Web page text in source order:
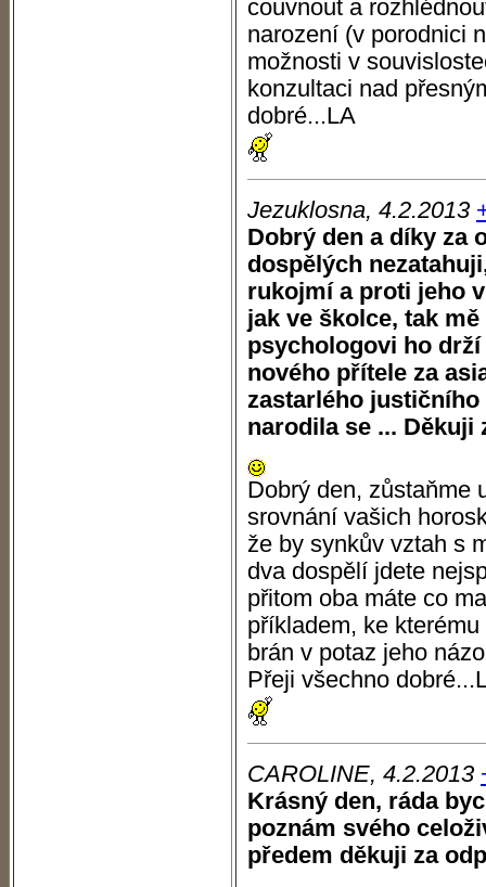
couvnout a
narození (v porodnici
možnosti v
konzultaci nad
dobré...LA
Jezuklosna, 4.2.2013
Dobrý den a díky za
dospělých
rukojmí a proti jeho
jak ve školce, tak
psychologovi ho
nového přítele za
zastarlého
narodila se ... Děkuji
Dobrý den, zůstaňme
srovnání vašich
že by synkův vztah s
dva dospělí jdete
přitom oba máte co
příkladem, ke
brán v potaz jeho
Přeji všechno
CAROLINE, 4.2.2013
Krásný den, ráda
poznám svého
předem děkuji za